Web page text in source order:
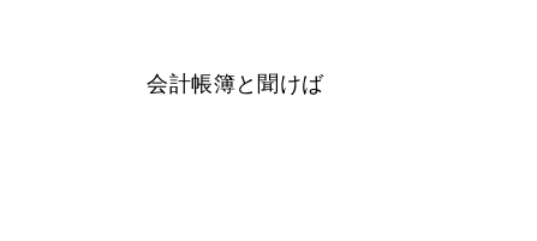
会計帳簿と聞けば